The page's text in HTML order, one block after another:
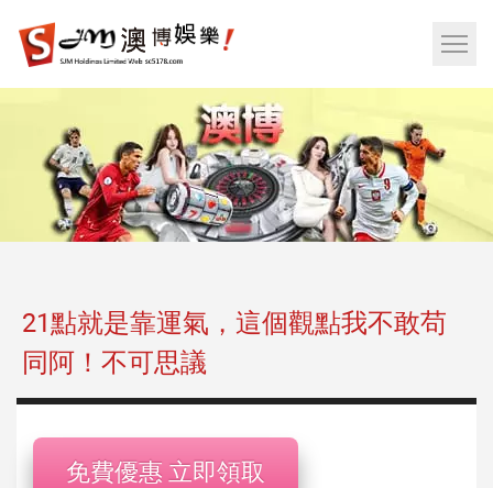
娛
樂
樂|
樂
透
彩
網
站
21點就是靠運氣，這個觀點我不敢苟
同阿！不可思議
免費優惠 立即領取